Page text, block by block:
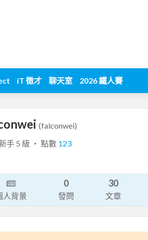
iT 徵才 聊天室 2026 鐵人賽
(falconwei)
手 5 級 ‧ 點數 123
人背景
0
發問
30
文章